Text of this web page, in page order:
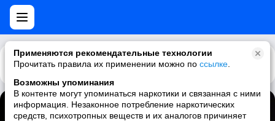
Применяются рекомендательные технологии
Прочитать правила их применении можно по ссылке
Возможны упоминания
В контенте могут упоминаться наркотики и связанная с ними
информация. Незаконное потребление наркотических
средств, психотропных веществ и их аналогов причиняет
Каталог Рекомендации
Despair